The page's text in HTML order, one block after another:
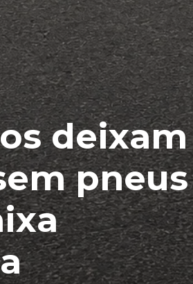
deixam
pneus